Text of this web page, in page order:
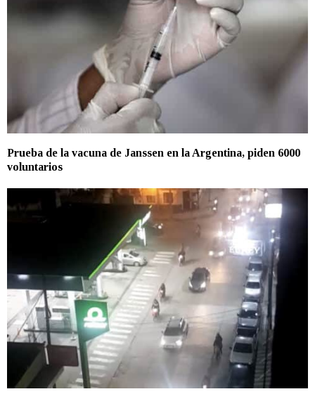
Prueba de la vacuna de Janssen en la Argentina, piden 6000
voluntarios